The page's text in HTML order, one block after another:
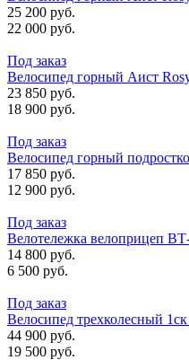
25 200 руб.
22 000 руб.
Под заказ
Велосипед горный Аист
23 850 руб.
18 900 руб.
Под заказ
Велосипед горный
17 850 руб.
12 900 руб.
Под заказ
Велотележка велоприцеп
14 800 руб.
6 500 руб.
Под заказ
Велосипед трехколесный
44 900 руб.
19 500 руб.